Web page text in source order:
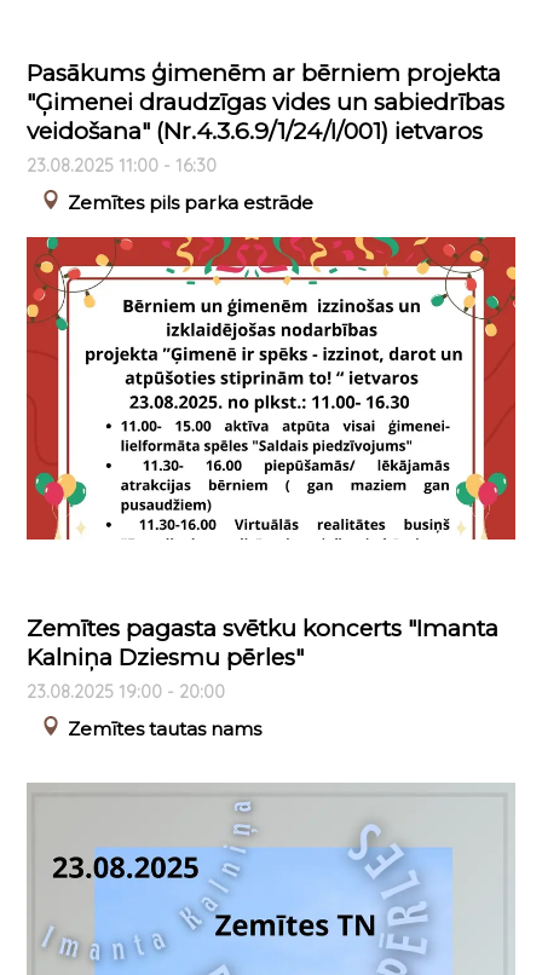
Pasākums ģimenēm ar bērniem projekta
"Ģimenei draudzīgas vides un sabiedrības
veidošana" (Nr.4.3.6.9/1/24/I/001) ietvaros
23.08.2025 11:00 - 16:30
Zemītes pils parka estrāde
Zemītes pagasta svētku koncerts "Imanta
Kalniņa Dziesmu pērles"
23.08.2025 19:00 - 20:00
Zemītes tautas nams